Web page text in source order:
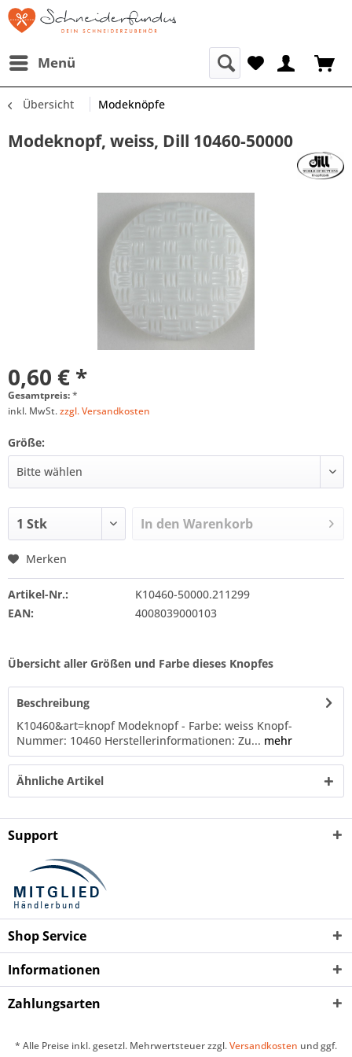
Menü
Übersicht Modeknöpfe
Modeknopf, weiss, Dill 10460-50000
0,60 € *
Gesamtpreis:*
inkl. MwSt.zzgl. Versandkosten
Größe:
In den Warenkorb
Merken
Artikel-Nr.:
K10460-50000.211299
EAN:
4008039000103
Übersicht aller Größen und Farbe dieses Knopfes
Beschreibung
K10460&art=knopf Modeknopf - Farbe: weiss Knopf-
Nummer: 10460 Herstellerinformationen: Zu... mehr
Ähnliche Artikel
Support
Shop Service
Informationen
Zahlungsarten
* Alle Preise inkl. gesetzl. Mehrwertsteuer zzgl.Versandkosten und ggf.